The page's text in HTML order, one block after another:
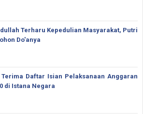
Terharu Kepedulian Masyarakat, Putri
Do'anya
Daftar Isian Pelaksanaan Anggaran
di Istana Negara